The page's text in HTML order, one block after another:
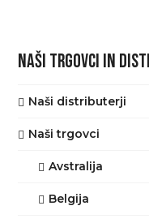
NAŠI TRGOVCI IN
Naši distributerji
Naši trgovci
Avstralija
Belgija